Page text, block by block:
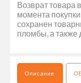
Возврат товара
момента
сохранен
пломбы, а также
Описание